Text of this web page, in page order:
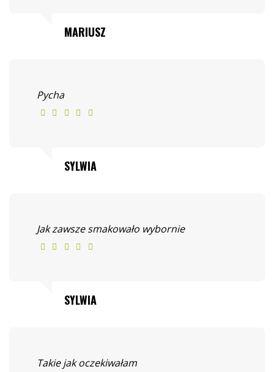
MARIUSZ
Pycha
SYLWIA
Jak zawsze smakowało wybornie
SYLWIA
Takie jak oczekiwałam